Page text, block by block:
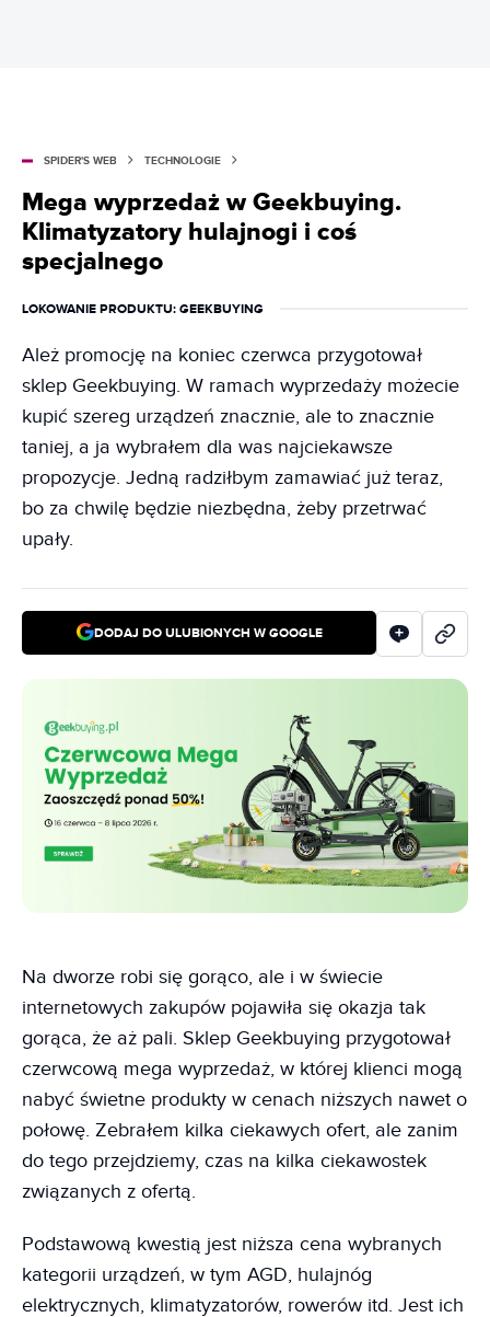
SPIDER'S WEB TECHNOLOGIE
Mega wyprzedaż w Geekbuying.
Klimatyzatory hulajnogi i coś
specjalnego
LOKOWANIE PRODUKTU: GEEKBUYING
Ależ promocję na koniec czerwca przygotował
sklep Geekbuying. W ramach wyprzedaży możecie
kupić szereg urządzeń znacznie, ale to znacznie
taniej, a ja wybrałem dla was najciekawsze
propozycje. Jedną radziłbym zamawiać już teraz,
bo za chwilę będzie niezbędna, żeby przetrwać
upały.
DODAJ DO ULUBIONYCH W GOOGLE
Na dworze robi się gorąco, ale i w świecie
internetowych zakupów pojawiła się okazja tak
gorąca, że aż pali. Sklep Geekbuying przygotował
czerwcową mega wyprzedaż, w której klienci mogą
nabyć świetne produkty w cenach niższych nawet o
połowę. Zebrałem kilka ciekawych ofert, ale zanim
do tego przejdziemy, czas na kilka ciekawostek
związanych z ofertą.
Podstawową kwestią jest niższa cena wybranych
kategorii urządzeń, w tym AGD, hulajnóg
elektrycznych, klimatyzatorów, rowerów itd. Jest ich